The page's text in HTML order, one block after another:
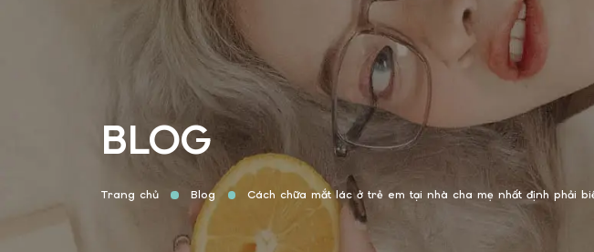
BLOG
Trang chủ Blog Cách chữa mắt lác ở trẻ em tại nhà cha mẹ nhất định phải